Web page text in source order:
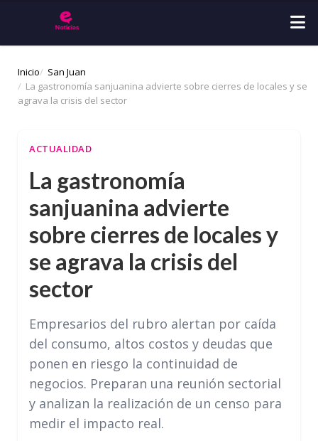
Inicio
San Juan
La gastronomía sanjuanina advierte sobre cierres de locales y se
agrava la crisis del sector
ACTUALIDAD
La gastronomía
sanjuanina advierte
sobre cierres de locales y
se agrava la crisis del
sector
Empresarios del rubro alertan por caída
del consumo, altos costos y deudas que
ponen en riesgo la continuidad de
negocios. Preparan una reunión sectorial
y analizan la realización de un censo para
medir el impacto real.